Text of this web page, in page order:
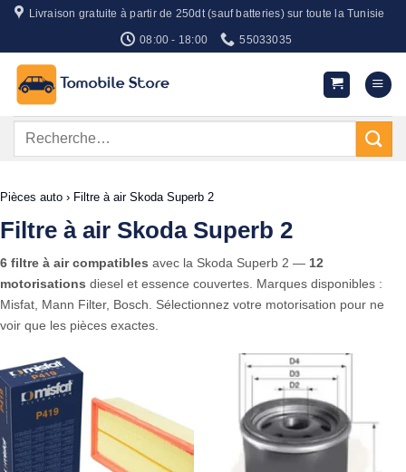
Passer
contenu
Livraison gratuite à partir de 250dt (sauf batteries) sur toute la Tunisie
08:00 - 18:00 55033035
Recherche
Pièces auto › Filtre à air Skoda Superb 2
Filtre à air Skoda Superb 2
6 filtre à air compatibles avec la Skoda Superb 2 — 12
motorisations diesel et essence couvertes. Marques disponibles :
Misfat, Mann Filter, Bosch. Sélectionnez votre motorisation pour ne
voir que les pièces exactes.